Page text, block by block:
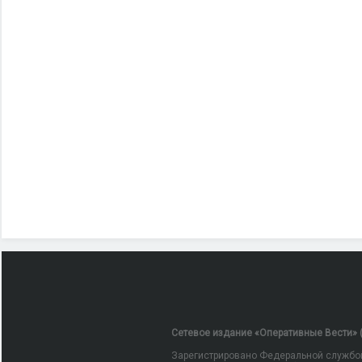
Сетевое издание «Оперативные Вести»
Зарегистрировано Федеральной